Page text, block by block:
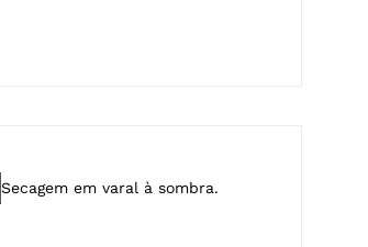
Secagem em varal à sombra.